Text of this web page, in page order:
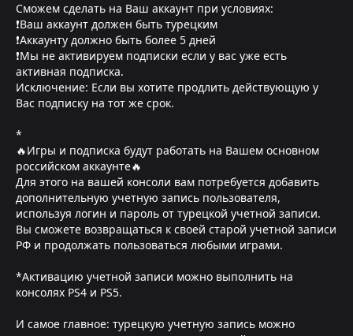
Сможем сделать на Ваш аккаунт при условиях:
❗Ваш аккаунт должен быть турецким
❗Аккаунту должно быть более 5 дней
❗Мы не активируем подписки если у вас уже есть
активная подписка.
Исключение: Если вы хотите продлить действующую у
Вас подписку на тот же срок.
*
🔥Игры и подписка будут работать на Вашем основном
российском аккаунте🔥
Для этого на вашей консоли вам потребуется добавить
дополнительную учетную запись пользователя,
используя логин и пароль от турецкой учетной записи.
Вы сможете возвращаться к своей старой учетной записи
РФ и продолжать пользоваться любыми играми.
*Активацию учетной записи можно выполнить на
консолях PS4 и PS5.
И самое главное: турецкую учетную запись можно